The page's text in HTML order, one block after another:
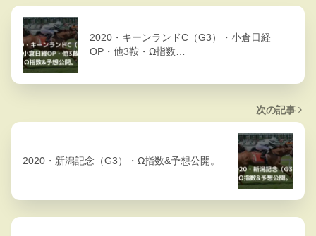
2020・キーンランドC（G3）・小倉日経
OP・他3鞍・Ω指数…
次の記事
2020・新潟記念（G3）・Ω指数&予想公開。